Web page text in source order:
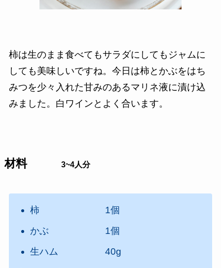
柿は生のまま食べてもサラダにしてもジャムに
しても美味しいですね。今日は柿とかぶをはち
みつを少々入れた甘みのあるマリネ液に漬け込
みました。白ワインとよく合います。
材料 3~4人分
柿 1個
かぶ 1個
生ハム 40g